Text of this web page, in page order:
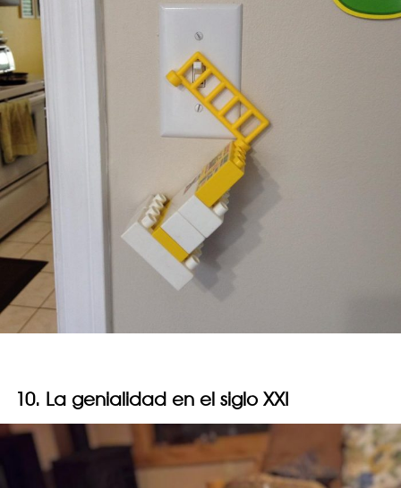
10. La genialidad en el siglo XXI